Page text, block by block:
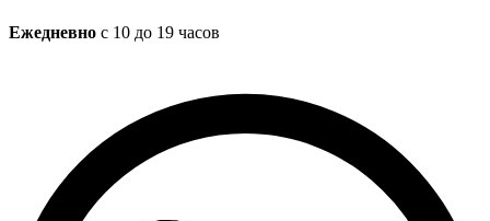
Ежедневно с 10 до 19 часов